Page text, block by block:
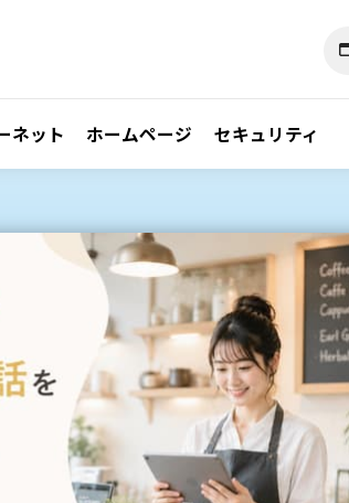
ネット ホームページ セキュリティ